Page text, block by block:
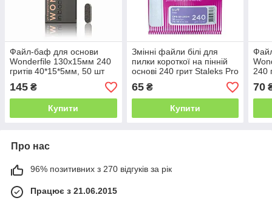
Файл-баф для основи
Wonderfile 130х15мм 240
гритів 40*15*5мм, 50 шт
145 ₴
Купити
Змінні файли білі для
пилки короткої на пінній
основі 240 грит Staleks Pro
Expert 51, 10 шт
65₴
Купити
240
70
Про нас
96% позитивних з 270 відгуків за рік
Працює з 21.06.2015